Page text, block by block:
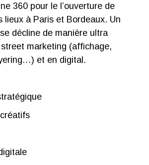
360 pour le l’ouverture de
lieux à Paris et Bordeaux. Un
décline de manière ultra
marketing (affichage,
et en digital.